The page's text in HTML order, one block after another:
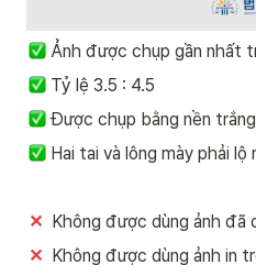
Ảnh được chụp gần nhất
Tỷ lệ 3.5 : 4.5
Được chụp bằng nền
Hai tai và lông mày phải
✕ Không được dùng ảnh đã
✕ Không được dùng ảnh in